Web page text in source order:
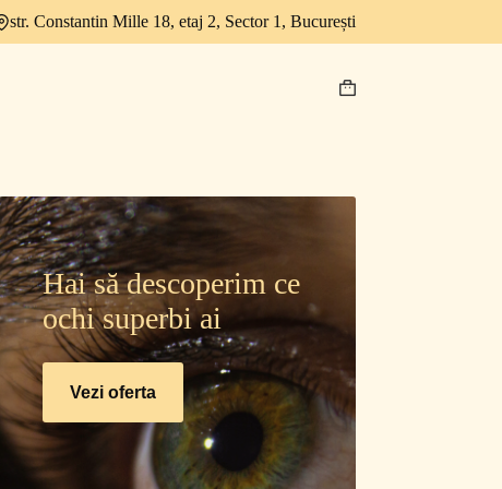
str. Constantin Mille 18, etaj 2, Sector 1, București
Hai să descoperim ce
ochi superbi ai
Vezi oferta